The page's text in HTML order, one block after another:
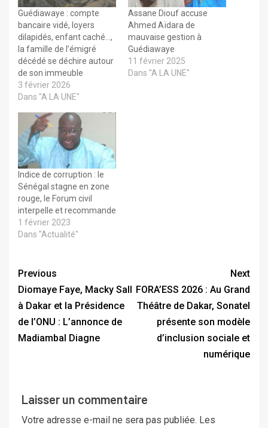
Guédiawaye : compte
bancaire vidé, loyers
dilapidés, enfant caché…,
la famille de l’émigré
décédé se déchire autour
de son immeuble
3 février 2026
Dans "A LA UNE"
Assane Diouf accuse
Ahmed Aïdara de
mauvaise gestion à
Guédiawaye
11 février 2025
Dans "A LA UNE"
Indice de corruption : le
Sénégal stagne en zone
rouge, le Forum civil
interpelle et recommande
1 février 2023
Dans "Actualité"
Previous
Diomaye Faye, Macky Sall
à Dakar et la Présidence
de l’ONU : L’annonce de
Madiambal Diagne
Next
FORA’ESS 2026 : Au Grand
Théâtre de Dakar, Sonatel
présente son modèle
d’inclusion sociale et
numérique
Laisser un commentaire
Votre adresse e-mail ne sera pas publiée. Les